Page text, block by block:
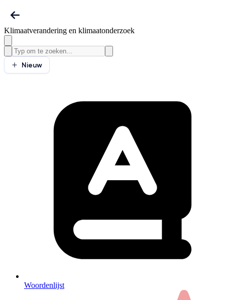
Klimaatverandering en klimaatonderzoek
Nieuw
Woordenlijst